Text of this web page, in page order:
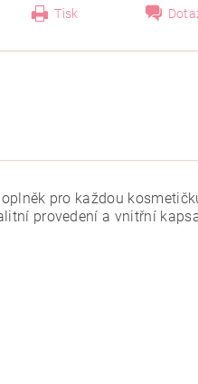
Tisk
pro každou
provedení a vnitřní